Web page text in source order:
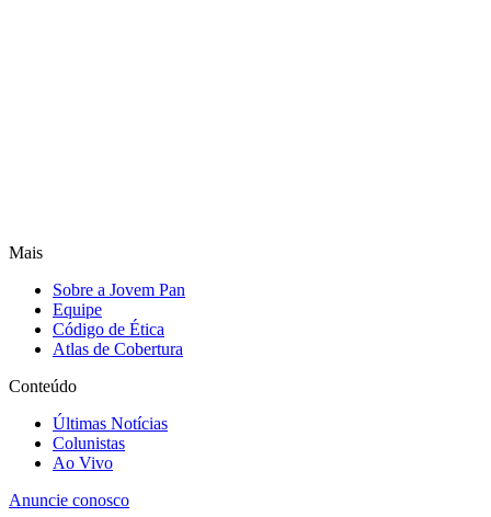
Mais
Sobre a Jovem Pan
Equipe
Código de Ética
Atlas de Cobertura
Conteúdo
Últimas Notícias
Colunistas
Ao Vivo
Anuncie conosco